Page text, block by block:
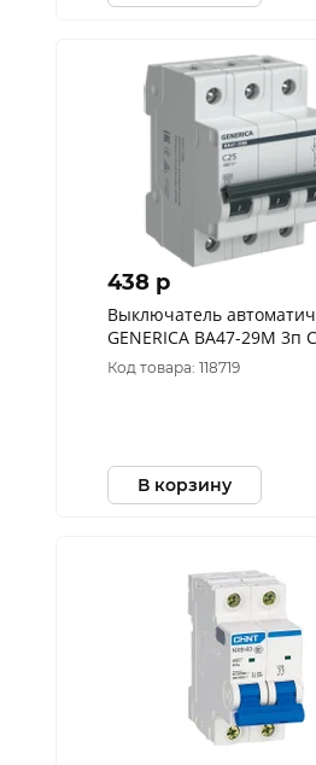
438 p
Выключатель
GENERICA ВА47-29М 3п
4.5кА MVA21-3-025-C-G
Код товара: 118719
В корзину